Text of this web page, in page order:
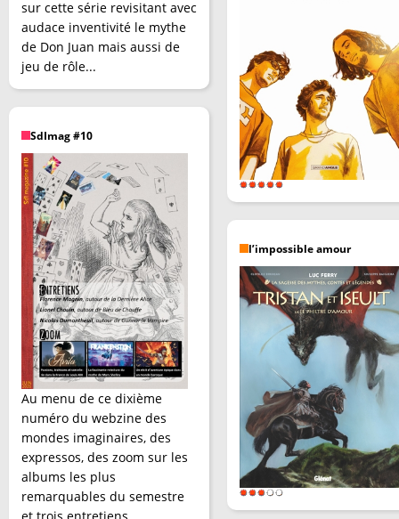
sur cette série revisitant avec
audace inventivité le mythe
de Don Juan mais aussi de
jeu de rôle...
SdImag #10
Au menu de ce dixième
numéro du webzine des
mondes imaginaires, des
expressos, des zoom sur les
albums les plus
remarquables du semestre
l’impossible amour